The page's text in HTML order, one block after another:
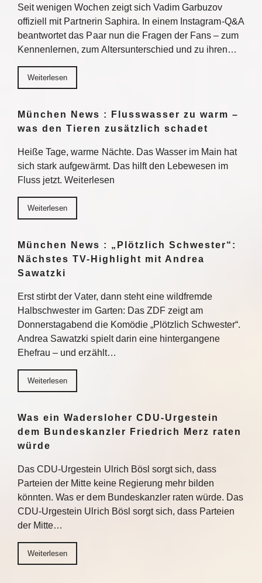
Seit wenigen Wochen zeigt sich Vadim Garbuzov
offiziell mit Partnerin Saphira. In einem Instagram-Q&A
beantwortet das Paar nun die Fragen der Fans – zum
Kennenlernen, zum Altersunterschied und zu ihren…
Weiterlesen
München News : Flusswasser zu warm –
was den Tieren zusätzlich schadet
Heiße Tage, warme Nächte. Das Wasser im Main hat
sich stark aufgewärmt. Das hilft den Lebewesen im
Fluss jetzt. Weiterlesen
Weiterlesen
München News : „Plötzlich Schwester“:
Nächstes TV-Highlight mit Andrea
Sawatzki
Erst stirbt der Vater, dann steht eine wildfremde
Halbschwester im Garten: Das ZDF zeigt am
Donnerstagabend die Komödie „Plötzlich Schwester“.
Andrea Sawatzki spielt darin eine hintergangene
Ehefrau – und erzählt…
Weiterlesen
Was ein Wadersloher CDU-Urgestein
dem Bundeskanzler Friedrich Merz raten
würde
Das CDU-Urgestein Ulrich Bösl sorgt sich, dass
Parteien der Mitte keine Regierung mehr bilden
könnten. Was er dem Bundeskanzler raten würde. Das
CDU-Urgestein Ulrich Bösl sorgt sich, dass Parteien
der Mitte…
Weiterlesen